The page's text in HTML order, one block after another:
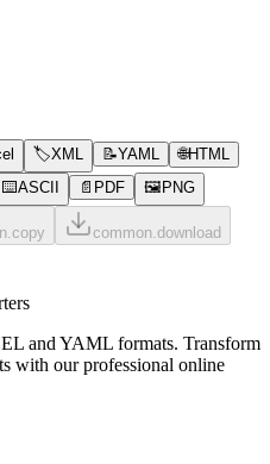
🏷️XML 📝YAML 🌐HTML
⌨️ASCII 📄 PDF 🖼️ PNG
common.download
and YAML formats. Transform
with our professional online